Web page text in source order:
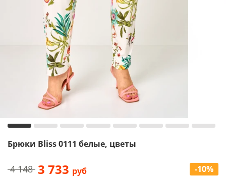
Брюки Bliss 0111 белые, цветы
4 148 3 733 руб -10%